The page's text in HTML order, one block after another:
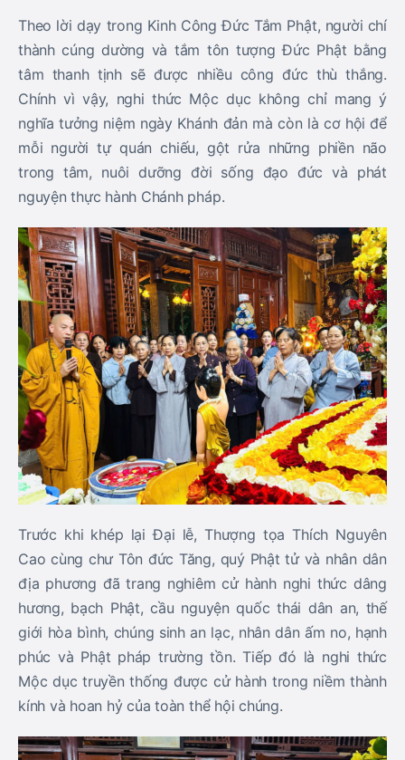
Theo lời dạy trong Kinh Công Đức Tắm Phật, người chí
thành cúng dường và tắm tôn tượng Đức Phật bằng
tâm thanh tịnh sẽ được nhiều công đức thù thắng.
Chính vì vậy, nghi thức Mộc dục không chỉ mang ý
nghĩa tưởng niệm ngày Khánh đản mà còn là cơ hội để
mỗi người tự quán chiếu, gột rửa những phiền não
trong tâm, nuôi dưỡng đời sống đạo đức và phát
nguyện thực hành Chánh pháp.
Trước khi khép lại Đại lễ, Thượng tọa Thích Nguyên
Cao cùng chư Tôn đức Tăng, quý Phật tử và nhân dân
địa phương đã trang nghiêm cử hành nghi thức dâng
hương, bạch Phật, cầu nguyện quốc thái dân an, thế
giới hòa bình, chúng sinh an lạc, nhân dân ấm no, hạnh
phúc và Phật pháp trường tồn. Tiếp đó là nghi thức
Mộc dục truyền thống được cử hành trong niềm thành
kính và hoan hỷ của toàn thể hội chúng.